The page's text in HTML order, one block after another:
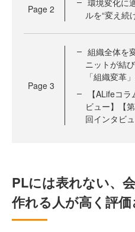
Page 2
環境変化に
ルを“変え続
Page 3
組織全体を
ニットが結
「組織変革
【ALifeコ
ビュー】【
回インタビ
PLには表れない、
作れる人が高く評